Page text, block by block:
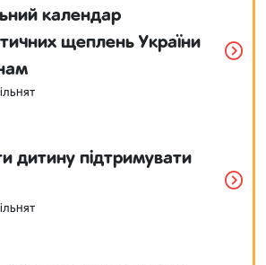
календар
щеплень України
дитину підтримувати